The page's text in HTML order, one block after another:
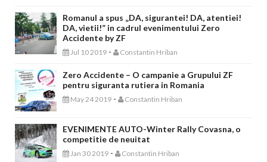
Romanul a spus „DA, sigurantei! DA, atentiei!
DA, vietii!” in cadrul evenimentului Zero
Accidente by ZF
Jul 10 2019 - Constantin Hriban
Zero Accidente – O campanie a Grupului ZF
pentru siguranta rutiera in Romania
May 24 2019 - Constantin Hriban
EVENIMENTE AUTO-Winter Rally Covasna, o
competitie de neuitat
Jan 30 2019 - Constantin Hriban